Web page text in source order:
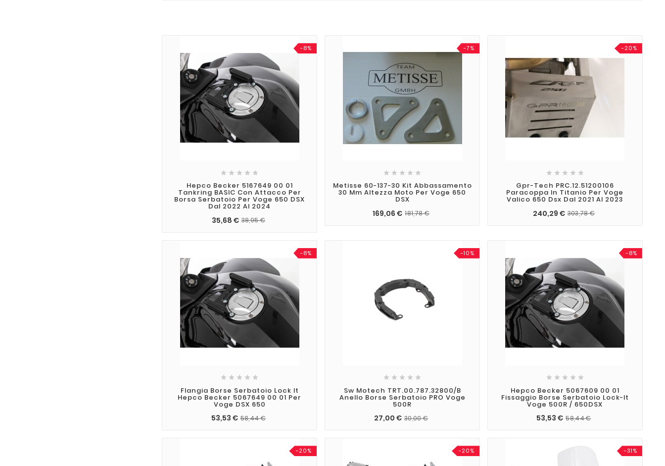
-8%
    
Hepco Becker 5167649 00 01
Tankring BASIC Con Attacco Per
Borsa Serbatoio Per Voge 650 DSX
Dal 2022 Al 2024
35,68 € 38,95 €
-7%
    
Metisse 60-137-30 Kit Abbassamento
30 Mm Altezza Moto Per Voge 650
DSX
169,06 € 181,78 €
-20%
    
Gpr-Tech PRC.12.51200106
Paracoppa In Titanio Per Voge
Valico 650 Dsx Dal 2021 Al 2023
240,29 € 303,78 €
-8%
    
Flangia Borse Serbatoio Lock It
Hepco Becker 5067649 00 01 Per
Voge DSX 650
53,53 € 58,44 €
-10%
    
Sw Motech TRT.00.787.32800/B
Anello Borse Serbatoio PRO Voge
500R
27,00 € 30,00 €
-8%
    
Hepco Becker 5067609 00 01
Fissaggio Borse Serbatoio Lock-It
Voge 500R / 650DSX
53,53 € 58,44 €
-20% -20% -31%